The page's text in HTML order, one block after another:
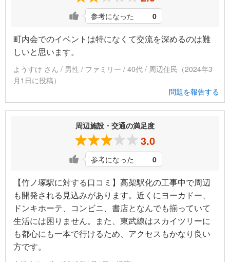
参考になった 0
町内会でのイベントは特になくて交流を深めるのは難
しいと思います。
ようすけ さん / 男性 / ファミリー / 40代 / 周辺住民（2024年3
月1日に投稿）
問題を報告する
周辺施設・交通の満足度
3.0
参考になった 0
【竹ノ塚駅に対する口コミ】高架駅化の工事中で周辺
も開発される見込みがあります。近くにヨーカドー、
ドンキホーテ、コンビニ、書店となんでも揃っていて
生活には困りません。また、東武線はスカイツリーに
も都心にも一本で行けるため、アクセスもかなり良い
方です。